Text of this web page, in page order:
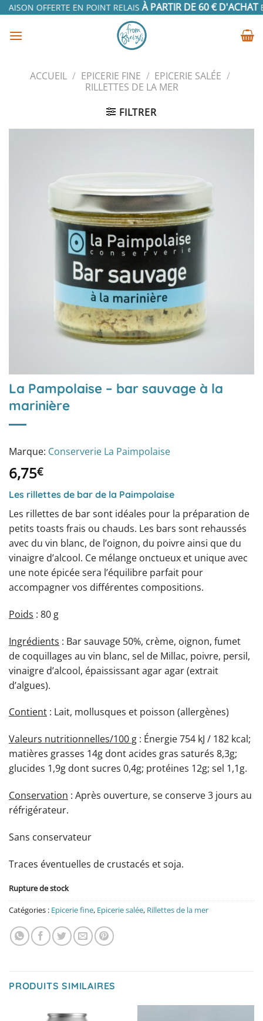
Passer
contenu
OFFERTE EN POINT RELAISÀ PARTIR DE 60 € D'ACHAT
ACCUEIL / EPICERIE FINE / EPICERIE SALÉE /
RILLETTES DE LA MER
FILTRER
La Pampolaise – bar sauvage à la
marinière
Marque: Conserverie La Paimpolaise
6,75€
Les rillettes de bar de la Paimpolaise
Les rillettes de bar sont idéales pour la préparation de
petits toasts frais ou chauds. Les bars sont rehaussés
avec du vin blanc, de l’oignon, du poivre ainsi que du
vinaigre d’alcool. Ce mélange onctueux et unique avec
une note épicée sera l’équilibre parfait pour
accompagner vos différentes compositions.
Poids : 80 g
Ingrédients : Bar sauvage 50%, crème, oignon, fumet
de coquillages au vin blanc, sel de Millac, poivre, persil,
vinaigre d’alcool, épaississant agar agar (extrait
d’algues).
Contient : Lait, mollusques et poisson (allergènes)
Valeurs nutritionnelles/100 g : Énergie 754 kJ / 182 kcal;
matières grasses 14g dont acides gras saturés 8,3g;
glucides 1,9g dont sucres 0,4g; protéines 12g; sel 1,1g.
Conservation : Après ouverture, se conserve 3 jours au
réfrigérateur.
Sans conservateur
Traces éventuelles de crustacés et soja.
Rupture de stock
Catégories : Epicerie fine, Epicerie salée, Rillettes de la mer
PRODUITS SIMILAIRES